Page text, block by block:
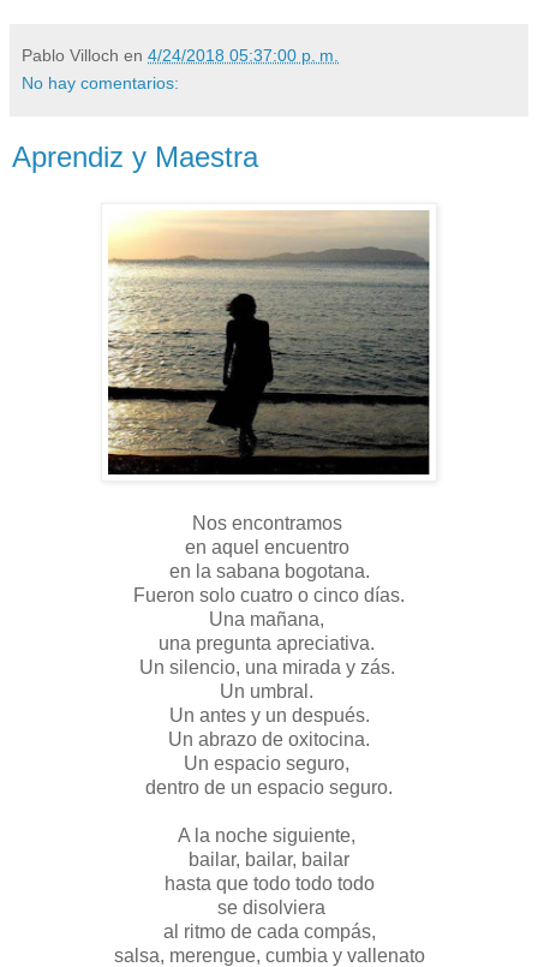
Pablo Villoch en 4/24/2018 05:37:00 p. m.
No hay comentarios:
Aprendiz y Maestra
Nos encontramos
en aquel encuentro
en la sabana bogotana.
Fueron solo cuatro o cinco días.
Una mañana,
una pregunta apreciativa.
Un silencio, una mirada y zás.
Un umbral.
Un antes y un después.
Un abrazo de oxitocina.
Un espacio seguro,
dentro de un espacio seguro.
A la noche siguiente,
bailar, bailar, bailar
hasta que todo todo todo
se disolviera
al ritmo de cada compás,
salsa, merengue, cumbia y vallenato